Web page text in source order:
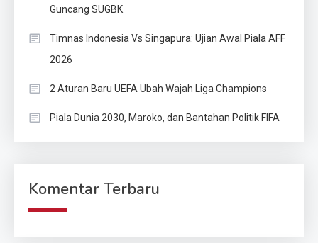
Guncang SUGBK
Timnas Indonesia Vs Singapura: Ujian Awal Piala AFF
2026
2 Aturan Baru UEFA Ubah Wajah Liga Champions
Piala Dunia 2030, Maroko, dan Bantahan Politik FIFA
Komentar Terbaru